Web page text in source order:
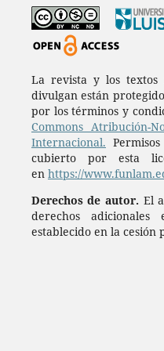
La revista y los textos
divulgan están
por los términos y
Commons Atribución-
Internacional.
cubierto por esta
en https://
Derechos de autor. El
derechos
establecido en la cesión